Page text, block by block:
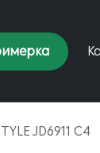
JD6911 C4